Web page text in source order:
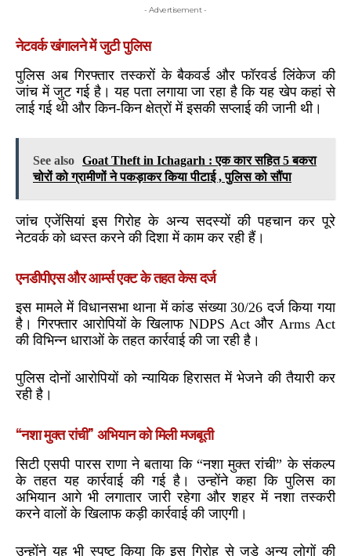
- Advertisement -
नेटवर्क खंगालने में जुटी पुलिस
पुलिस अब गिरफ्तार तस्करों के बैकवर्ड और फॉरवर्ड लिंकेज की
जांच में जुट गई है। यह पता लगाया जा रहा है कि यह खेप कहां से
लाई गई थी और किन-किन क्षेत्रों में इसकी सप्लाई की जानी थी।
See also Goat Theft in Ichagarh : एक कार सहित 5 बकरा
चोरों को ग्रामीणों ने पकड़ाकर किया पीटाई , पुलिस को सौंपा
जांच एजेंसियां इस गिरोह के अन्य सदस्यों की पहचान कर पूरे
नेटवर्क को ध्वस्त करने की दिशा में काम कर रही हैं।
एनडीपीएस और आर्म्स एक्ट के तहत केस दर्ज
इस मामले में विधानसभा थाना में कांड संख्या 30/26 दर्ज किया गया
है। गिरफ्तार आरोपियों के खिलाफ NDPS Act और Arms Act
की विभिन्न धाराओं के तहत कार्रवाई की जा रही है।
पुलिस दोनों आरोपियों को न्यायिक हिरासत में भेजने की तैयारी कर
रही है।
“नशा मुक्त रांची” अभियान को मिली मजबूती
सिटी एसपी पारस राणा ने बताया कि “नशा मुक्त रांची” के संकल्प
के तहत यह कार्रवाई की गई है। उन्होंने कहा कि पुलिस का
अभियान आगे भी लगातार जारी रहेगा और शहर में नशा तस्करी
करने वालों के खिलाफ कड़ी कार्रवाई की जाएगी।
उन्होंने यह भी स्पष्ट किया कि इस गिरोह से जुड़े अन्य लोगों की